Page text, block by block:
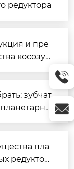
редуктора
и пре
косозуб
зубчат
пла
редуктор